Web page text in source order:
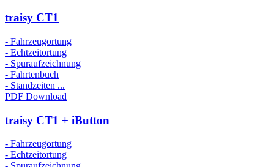
traisy CT1
- Fahrzeugortung
- Echtzeitortung
- Spuraufzeichnung
- Fahrtenbuch
- Standzeiten ...
PDF Download
traisy CT1 + iButton
- Fahrzeugortung
- Echtzeitortung